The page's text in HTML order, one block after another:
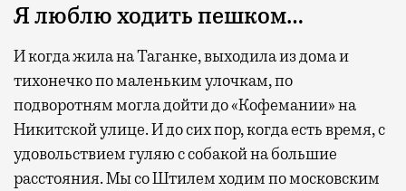
Я люблю ходить пешком…
И когда жила на Таганке, выходила из дома и
тихонечко по маленьким улочкам, по
подворотням могла дойти до «Кофемании» на
Никитской улице. И до сих пор, когда есть время, с
удовольствием гуляю с собакой на большие
расстояния. Мы со Штилем ходим по московским